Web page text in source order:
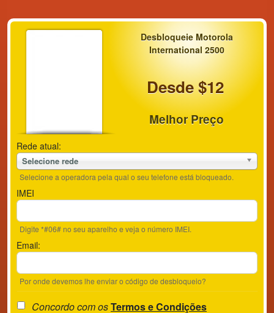
Desbloqueie Motorola
International 2500
Desde $12
Melhor Preço
Rede atual:
Selecione rede
Selecione a operadora pela qual o seu telefone está bloqueado.
IMEI
Digite *#06# no seu aparelho e veja o número IMEI.
Email:
Por onde devemos lhe enviar o código de desbloqueio?
Concordo com osTermos e Condições